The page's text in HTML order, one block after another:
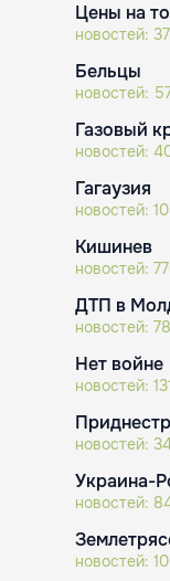
Цены на
новостей:
Бельцы
новостей:
Газовый
новостей:
Гагаузия
новостей:
Кишинев
новостей:
ДТП в
новостей:
Нет войне
новостей:
новостей:
Украина-
новостей:
новостей: